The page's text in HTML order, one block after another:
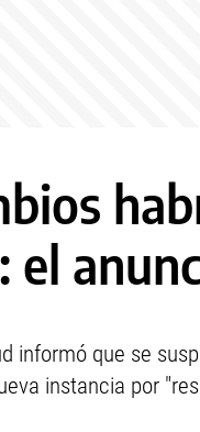
el
informó que se
instancia por